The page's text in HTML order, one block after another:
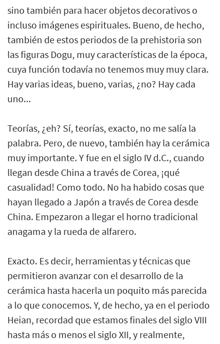
sino también para hacer objetos decorativos o
incluso imágenes espirituales. Bueno, de hecho,
también de estos periodos de la prehistoria son
las figuras Dogu, muy características de la época,
cuya función todavía no tenemos muy muy clara.
Hay varias ideas, bueno, varias, ¿no? Hay cada
uno...
Teorías, ¿eh? Sí, teorías, exacto, no me salía la
palabra. Pero, de nuevo, también hay la cerámica
muy importante. Y fue en el siglo IV d.C., cuando
llegan desde China a través de Corea, ¡qué
casualidad! Como todo. No ha habido cosas que
hayan llegado a Japón a través de Corea desde
China. Empezaron a llegar el horno tradicional
anagama y la rueda de alfarero.
Exacto. Es decir, herramientas y técnicas que
permitieron avanzar con el desarrollo de la
cerámica hasta hacerla un poquito más parecida
a lo que conocemos. Y, de hecho, ya en el periodo
Heian, recordad que estamos finales del siglo VIII
hasta más o menos el siglo XII, y realmente,